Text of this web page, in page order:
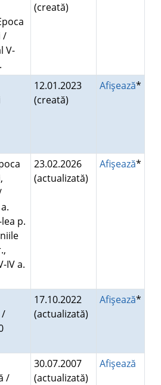
/
V-
(creată)
12.01.2023
(creată)
Afişează*
p.
IV a.
23.02.2026
(actualizată)
Afişează*
/
17.10.2022
(actualizată)
Afişează*
/
30.07.2007
(actualizată)
Afişează